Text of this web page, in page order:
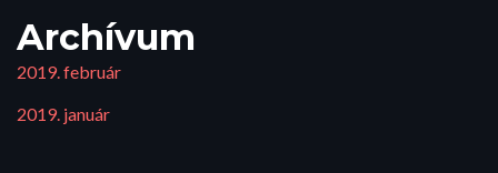
Archívum
2019. február
2019. január